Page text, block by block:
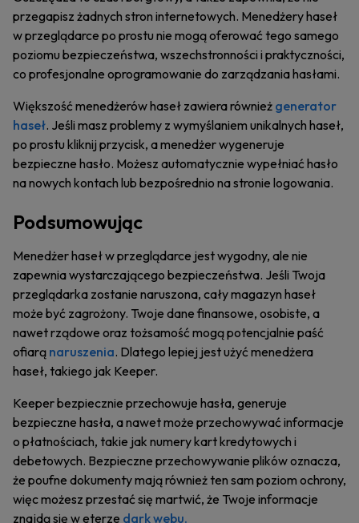
przegapisz żadnych stron internetowych. Menedżery haseł
w przeglądarce po prostu nie mogą oferować tego samego
poziomu bezpieczeństwa, wszechstronności i praktyczności,
co profesjonalne oprogramowanie do zarządzania hasłami.
Większość menedżerów haseł zawiera również generator
haseł. Jeśli masz problemy z wymyślaniem unikalnych haseł,
po prostu kliknij przycisk, a menedżer wygeneruje
bezpieczne hasło. Możesz automatycznie wypełniać hasło
na nowych kontach lub bezpośrednio na stronie logowania.
Podsumowując
Menedżer haseł w przeglądarce jest wygodny, ale nie
zapewnia wystarczającego bezpieczeństwa. Jeśli Twoja
przeglądarka zostanie naruszona, cały magazyn haseł
może być zagrożony. Twoje dane finansowe, osobiste, a
nawet rządowe oraz tożsamość mogą potencjalnie paść
ofiarą naruszenia. Dlatego lepiej jest użyć menedżera
haseł, takiego jak Keeper.
Keeper bezpiecznie przechowuje hasła, generuje
bezpieczne hasła, a nawet może przechowywać informacje
o płatnościach, takie jak numery kart kredytowych i
debetowych. Bezpieczne przechowywanie plików oznacza,
że poufne dokumenty mają również ten sam poziom ochrony,
więc możesz przestać się martwić, że Twoje informacje
znajdą się w eterze dark webu.